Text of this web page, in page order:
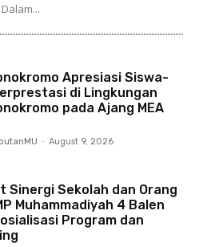
Apresiasi Siswa-
di Lingkungan
pada Ajang MEA
- August 9, 2026
Sinergi Sekolah dan Orang
Muhammadiyah 4 Balen
Program dan